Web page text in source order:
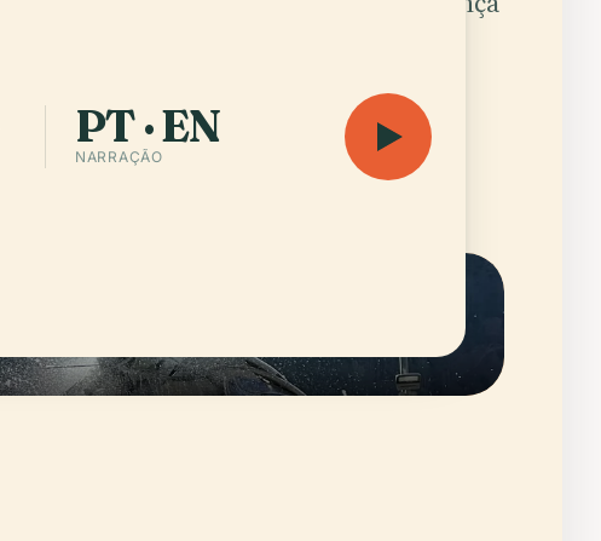
Ouvir audioguia Abrir o mapa
PT · EN
NARRAÇÃO